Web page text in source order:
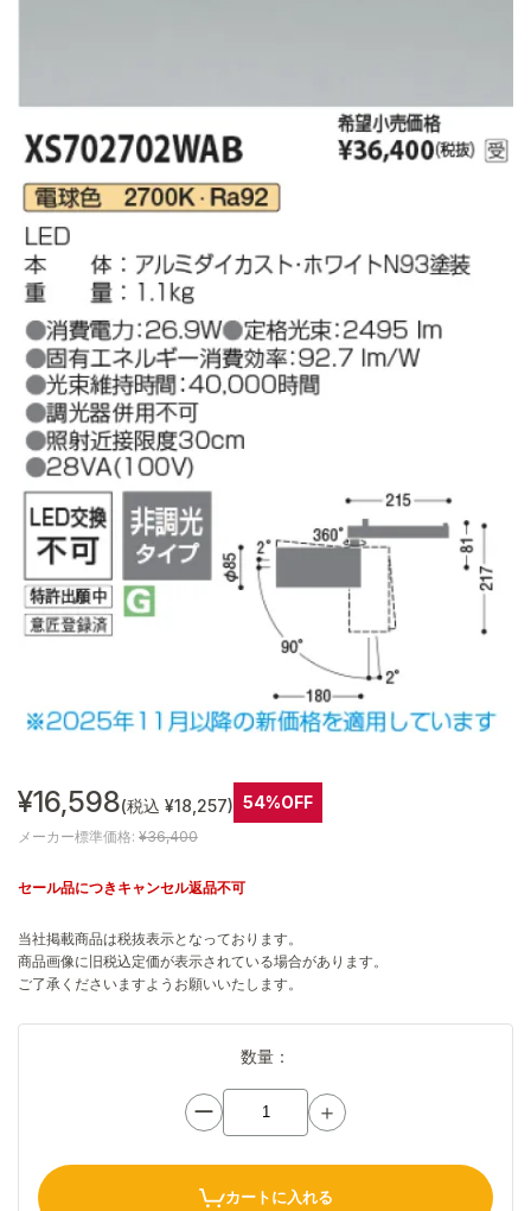
¥16,598(税込 ¥18,257) 54%OFF
メーカー標準価格: ¥36,400
セール品につきキャンセル返品不可
当社掲載商品は税抜表示となっております。
商品画像に旧税込定価が表示されている場合があります。
ご了承くださいますようお願いいたします。
数量：
ー ＋
カートに入れる